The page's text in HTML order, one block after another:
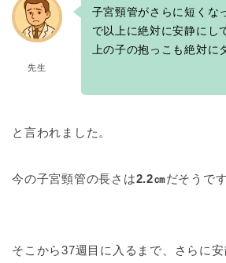
先生
子宮頸管がさらに短くな
で以上に絶対に安静にし
上の子の抱っこも絶対に
と言われました。
今の子宮頸管の長さは2.2㎝だそうです
そこから37週目に入るまで、さらに